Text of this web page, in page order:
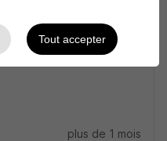
plus de 1 mois
Tout accepter